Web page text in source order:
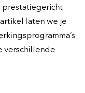
prestatiegericht
laten we je
verschillende